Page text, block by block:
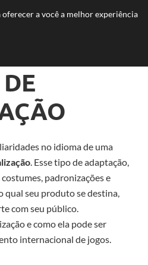
CONOSCO CONTATO
no idioma de uma
. Esse tipo de adaptação,
padronizações e
qual seu produto se destina,
com seu público.
e como ela pode ser
internacional de jogos.
oferecer a você a melhor experiência